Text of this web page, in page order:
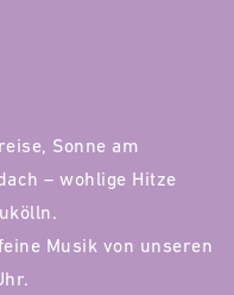
Sonne am
– wohlige Hitze
Musik von unseren